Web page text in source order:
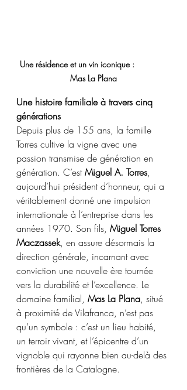
Une résidence et un vin iconique :
Mas La Plana
Une histoire familiale à travers cinq
générations
Depuis plus de 155 ans, la famille
Torres cultive la vigne avec une
passion transmise de génération en
génération. C’est Miguel A. Torres,
aujourd’hui président d’honneur, qui a
véritablement donné une impulsion
internationale à l’entreprise dans les
années 1970. Son fils, Miguel Torres
Maczassek, en assure désormais la
direction générale, incarnant avec
conviction une nouvelle ère tournée
vers la durabilité et l’excellence. Le
domaine familial, Mas La Plana, situé
à proximité de Vilafranca, n’est pas
qu’un symbole : c’est un lieu habité,
un terroir vivant, et l’épicentre d’un
vignoble qui rayonne bien au-delà des
frontières de la Catalogne.